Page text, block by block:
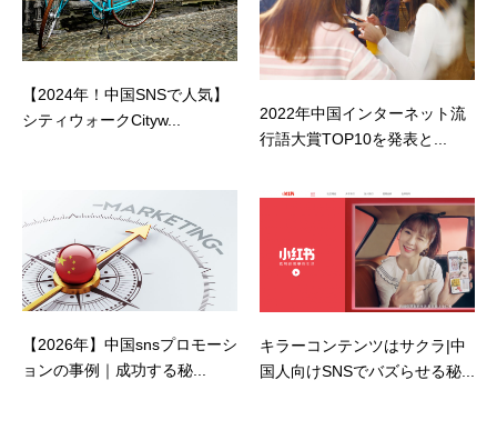
【2024年！中国SNSで人気】
シティウォークCityw...
2022年中国インターネット流
行語大賞TOP10を発表と...
【2026年】中国snsプロモーシ
ョンの事例｜成功する秘...
キラーコンテンツはサクラ|中
国人向けSNSでバズらせる秘...